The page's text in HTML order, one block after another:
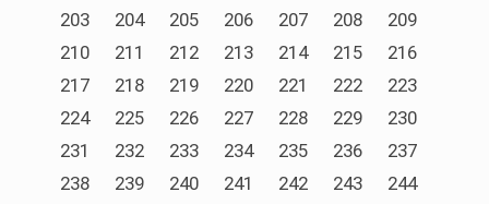
203
204 205 206 207 208
209
210
211 212 213 214 215
216
217
218 219 220 221 222
223
224
225 226 227 228 229
230
231
232 233 234 235 236
237
238
239 240 241 242 243
244